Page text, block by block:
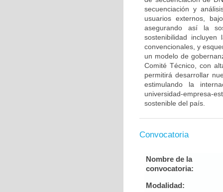
secuenciación y
usuarios externos,
asegurando así la
sostenibilidad
convencionales, y
un modelo de
Comité Técnico, con
permitirá desarrollar
estimulando la
universidad-empresa-
sostenible del país.
Convocatoria
Nombre de la
convocatoria:
Modalidad: